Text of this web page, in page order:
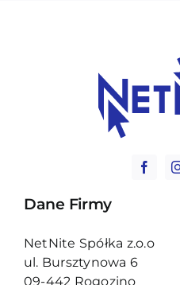
Dane Firmy
NetNite Spółka z.o.o
ul. Bursztynowa 6
09-442 Rogozino